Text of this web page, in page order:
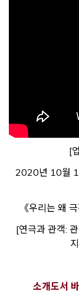
[
2020년 10월
《우리는 왜
[연극과 관객:
소개도서